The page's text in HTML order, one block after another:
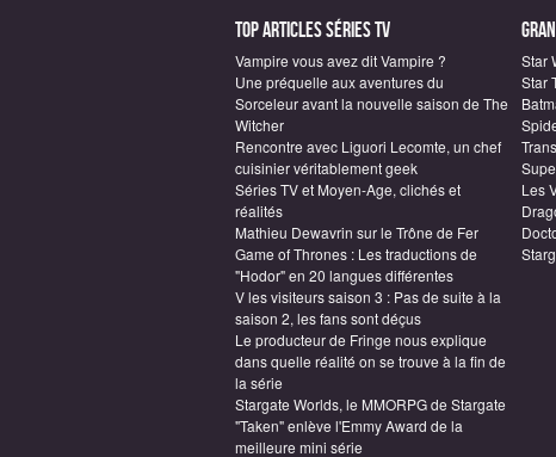
Top articles Séries TV
Vampire vous avez dit Vampire ?
Une préquelle aux aventures du
Sorceleur avant la nouvelle saison de The
Witcher
Rencontre avec Liguori Lecomte, un chef
cuisinier véritablement geek
Séries TV et Moyen-Age, clichés et
réalités
Mathieu Dewavrin sur le Trône de Fer
Game of Thrones : Les traductions de
"Hodor" en 20 langues différentes
V les visiteurs saison 3 : Pas de suite à la
saison 2, les fans sont déçus
Le producteur de Fringe nous explique
dans quelle réalité on se trouve à la fin de
la série
Stargate Worlds, le MMORPG de Stargate
"Taken" enlève l'Emmy Award de la
meilleure mini série
Star
Star
Les